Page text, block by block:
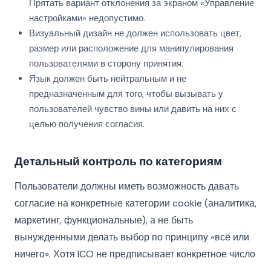
Прятать вариант отклонения за экраном «Управление
настройками» недопустимо.
Визуальный дизайн не должен использовать цвет,
размер или расположение для манипулирования
пользователями в сторону принятия.
Язык должен быть нейтральным и не
предназначенным для того, чтобы вызывать у
пользователей чувство вины или давить на них с
целью получения согласия.
Детальный контроль по категориям
Пользователи должны иметь возможность давать
согласие на конкретные категории cookie (аналитика,
маркетинг, функциональные), а не быть
вынужденными делать выбор по принципу «всё или
ничего». Хотя ICO не предписывает конкретное число